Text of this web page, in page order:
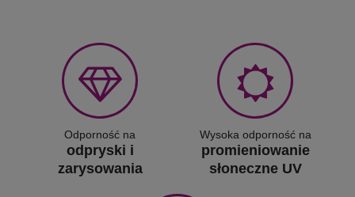
Odporność na
odpryski i
zarysowania
Wysoka odporność na
promieniowanie
słoneczne UV